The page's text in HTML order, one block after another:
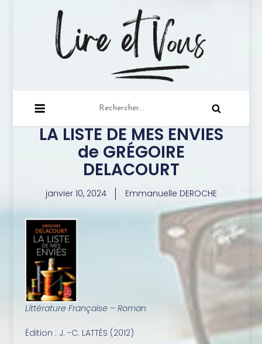
passion de la lecture …
LA LISTE DE MES ENVIES
de GRÉGOIRE
DELACOURT
janvier 10, 2024 Emmanuelle DEROCHE
Littérature Française – Roman
Édition : J. -C. LATTÈS (2012)